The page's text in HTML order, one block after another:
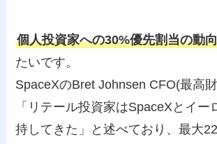
個人投資家への30%優先割当の動
たいです。
SpaceXのBret Johnsen CFO(最高
「リテール投資家はSpaceXとイー
持してきた」と述べており、最大